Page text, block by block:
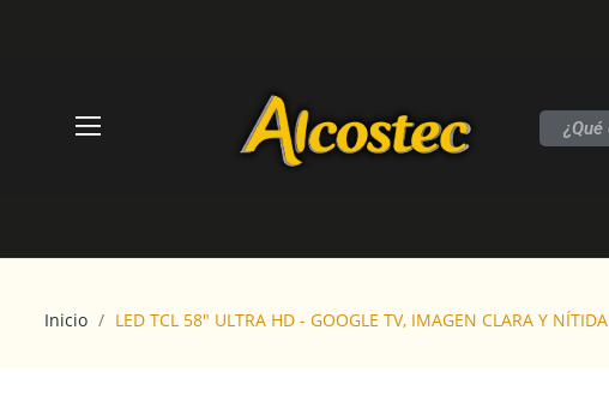
Inicio LED TCL 58" ULTRA HD - GOOGLE TV, IMAGEN CLARA Y NÍTIDA